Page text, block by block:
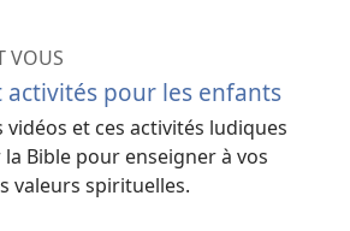
VOUS
activités pour les enfants
vidéos et ces activités ludiques
la Bible pour enseigner à vos
valeurs spirituelles.